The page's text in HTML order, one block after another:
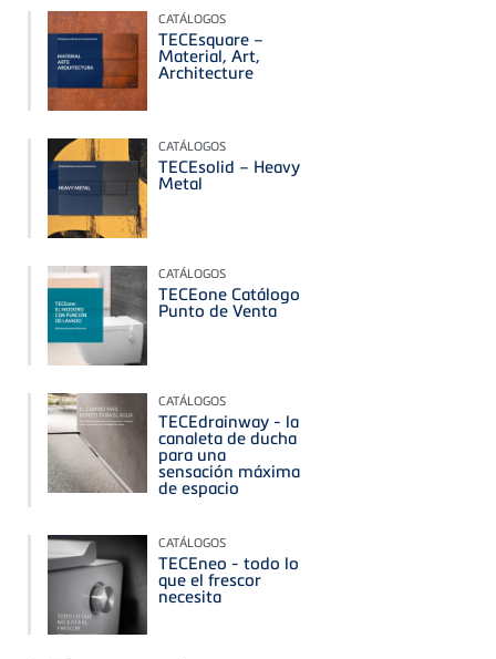
CATÁLOGOS
TECEsquare –
Material, Art,
Architecture
CATÁLOGOS
TECEsolid – Heavy
Metal
CATÁLOGOS
TECEone Catálogo
Punto de Venta
CATÁLOGOS
TECEdrainway - la
canaleta de ducha
para una
sensación máxima
de espacio
CATÁLOGOS
TECEneo - todo lo
que el frescor
necesita